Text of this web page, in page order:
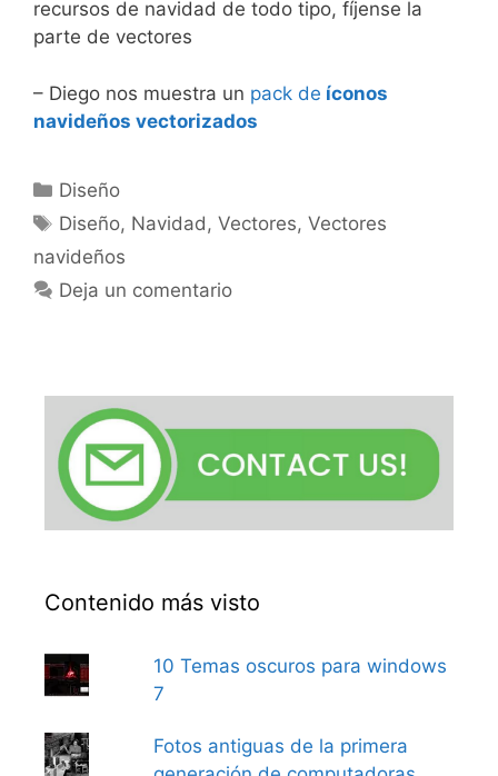
recursos de navidad de todo tipo, fíjense la
parte de vectores
– Diego nos muestra un pack de íconos
navideños vectorizados
Categorías
Diseño
Etiquetas
Diseño, Navidad ,Vectores,Vectores
navideños
Deja un comentario
Contenido más visto
10 Temas oscuros para windows
7
Fotos antiguas de la primera